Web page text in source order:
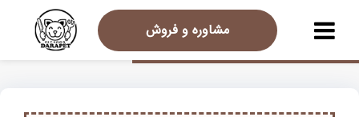
مشاوره و فروش